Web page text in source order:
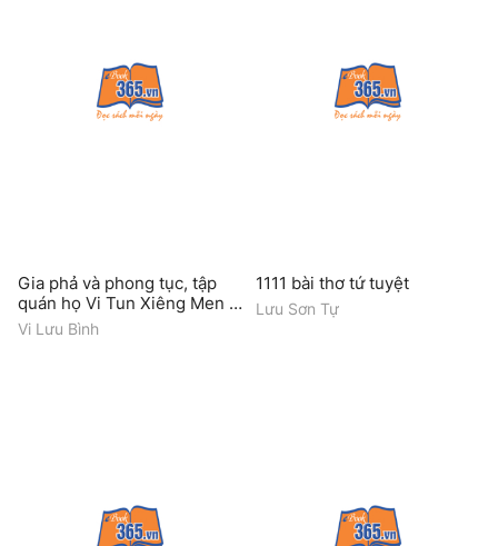
Gia phả và phong tục, tập
quán họ Vi Tun Xiêng Men -
Tương Dương, Nghệ An
Vi Lưu Bình
1111 bài thơ tứ tuyệt
Lưu Sơn Tự